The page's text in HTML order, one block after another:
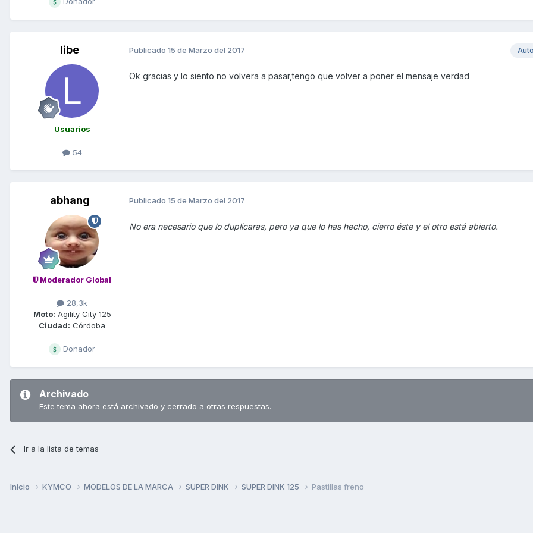
libe
Usuarios
54
Publicado 15 de Marzo del 2017
Ok gracias y lo siento no volvera a pasar,tengo que volver a poner el mensaje verdad
abhang
Moderador Global
28,3k
Moto: Agility City 125
Ciudad: Córdoba
Donador
Publicado 15 de Marzo del 2017
No era necesario que lo duplicaras, pero ya que lo has hecho, cierro éste y el otro está abierto.
Archivado
Este tema ahora está archivado y cerrado a otras respuestas.
Ir a la lista de temas
Inicio KYMCO MODELOS DE LA MARCA SUPER DINK SUPER DINK 125 Pastillas freno